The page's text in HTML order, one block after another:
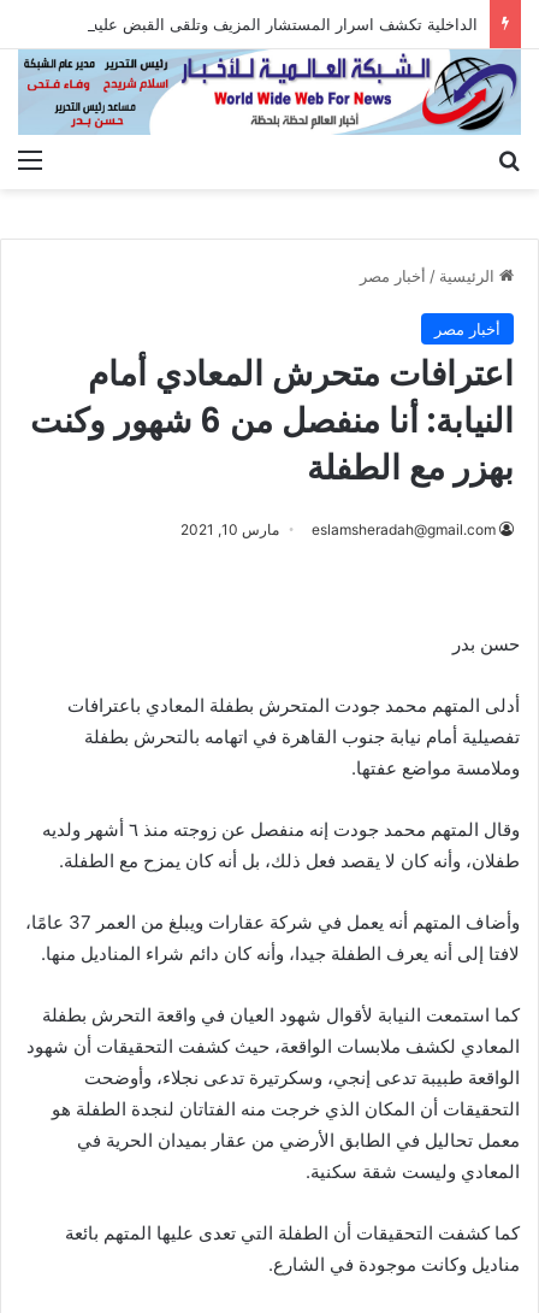
الرئيسية / أخبار مصر
أخبار مصر
اعترافات متحرش المعادي أمام
النيابة: أنا منفصل من 6 شهور وكنت
بهزر مع الطفلة
eslamsheradah@gmail.com مارس 10, 2021
حسن بدر
أدلى المتهم محمد جودت المتحرش بطفلة المعادي باعترافات
تفصيلية أمام نيابة جنوب القاهرة في اتهامه بالتحرش بطفلة
وملامسة مواضع عفتها.
وقال المتهم محمد جودت إنه منفصل عن زوجته منذ ٦ أشهر ولديه
طفلان، وأنه كان لا يقصد فعل ذلك، بل أنه كان يمزح مع الطفلة.
وأضاف المتهم أنه يعمل في شركة عقارات ويبلغ من العمر 37 عامًا،
لافتا إلى أنه يعرف الطفلة جيدا، وأنه كان دائم شراء المناديل منها.
كما استمعت النيابة لأقوال شهود العيان في واقعة التحرش بطفلة
المعادي لكشف ملابسات الواقعة، حيث كشفت التحقيقات أن شهود
الواقعة طبيبة تدعى إنجي، وسكرتيرة تدعى نجلاء، وأوضحت
التحقيقات أن المكان الذي خرجت منه الفتاتان لنجدة الطفلة هو
معمل تحاليل في الطابق الأرضي من عقار بميدان الحرية في
المعادي وليست شقة سكنية.
كما كشفت التحقيقات أن الطفلة التي تعدى عليها المتهم بائعة
مناديل وكانت موجودة في الشارع.